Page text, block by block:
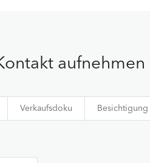
aufnehmen
Verkaufsdoku Besichtigung